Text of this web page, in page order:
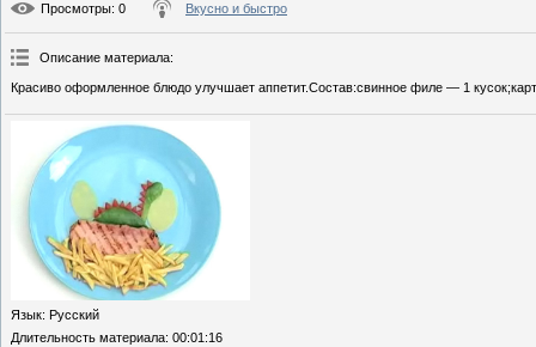
Просмотры: 0 Вкусно и быстро
Описание материала:
Красиво оформленное блюдо улучшает аппетит.Состав:свинное филе — 1
Язык: Русский
Длительность материала: 00:01:16